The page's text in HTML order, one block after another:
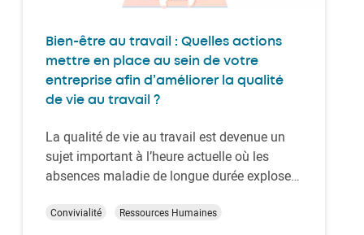
Bien-être au travail : Quelles actions
mettre en place au sein de votre
entreprise afin d’améliorer la qualité
de vie au travail ?
La qualité de vie au travail est devenue un
sujet important à l’heure actuelle où les
absences maladie de longue durée explosent
Une politique et des actions en matière de
Convivialité Ressources Humaines